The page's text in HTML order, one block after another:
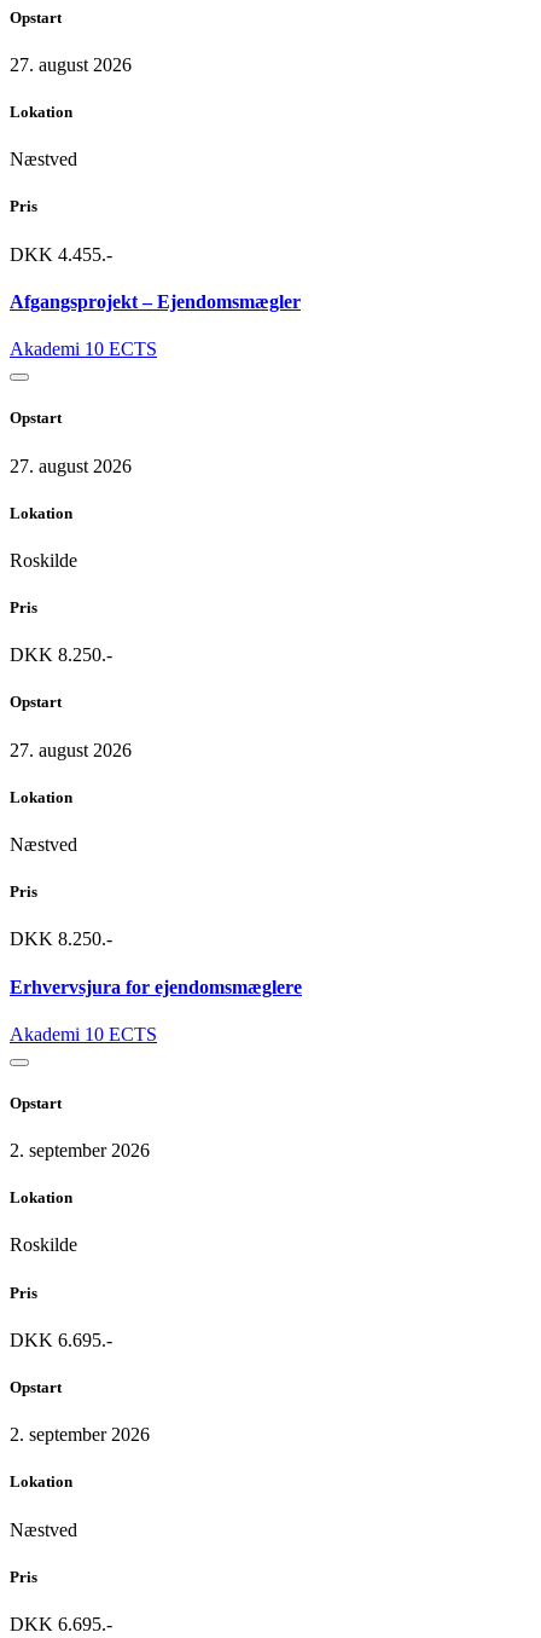
Opstart
27. august 2026
Lokation
Næstved
Pris
DKK 4.455.-
Afgangsprojekt – Ejendomsmægler
Akademi 10 ECTS
Opstart
27. august 2026
Lokation
Roskilde
Pris
DKK 8.250.-
Opstart
27. august 2026
Lokation
Næstved
Pris
DKK 8.250.-
Erhvervsjura for ejendomsmæglere
Akademi 10 ECTS
Opstart
2. september 2026
Lokation
Roskilde
Pris
DKK 6.695.-
Opstart
2. september 2026
Lokation
Næstved
Pris
DKK 6.695.-